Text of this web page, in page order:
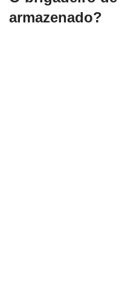
armazenado?